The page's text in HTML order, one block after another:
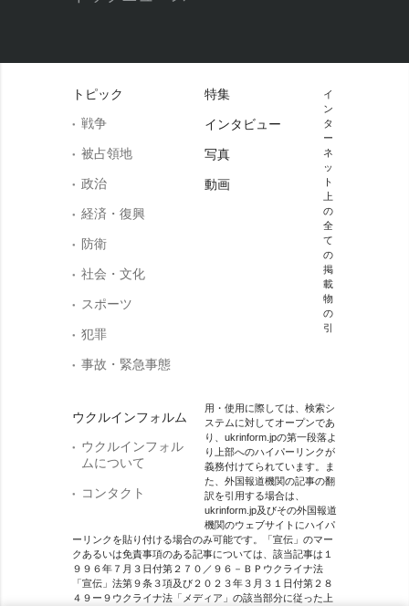
トピック
戦争
被占領地
政治
経済・復興
防衛
社会・文化
スポーツ
犯罪
事故・緊急事態
ウクルインフォルム
ウクルインフォル
ムについて
コンタクト
特集
インタビュー
写真
動画
イ
ン
タ
ー
ネ
ッ
ト
上
の
全
て
の
掲
載
物
の
引
用・使用に際しては、検索シ
ステムに対してオープンであ
り、ukrinform.jpの第一段落よ
り上部へのハイパーリンクが
義務付けてられています。ま
た、外国報道機関の記事の翻
訳を引用する場合は、
ukrinform.jp及びその外国報道
機関のウェブサイトにハイパ
ーリンクを貼り付ける場合のみ可能です。「宣伝」のマー
クあるいは免責事項のある記事については、該当記事は１
９９６年７月３日付第２７０／９６－ＢＰウクライナ法
「宣伝」法第９条３項及び２０２３年３月３１日付第２８
４９ー９ウクライナ法「メディア」の該当部分に従った上